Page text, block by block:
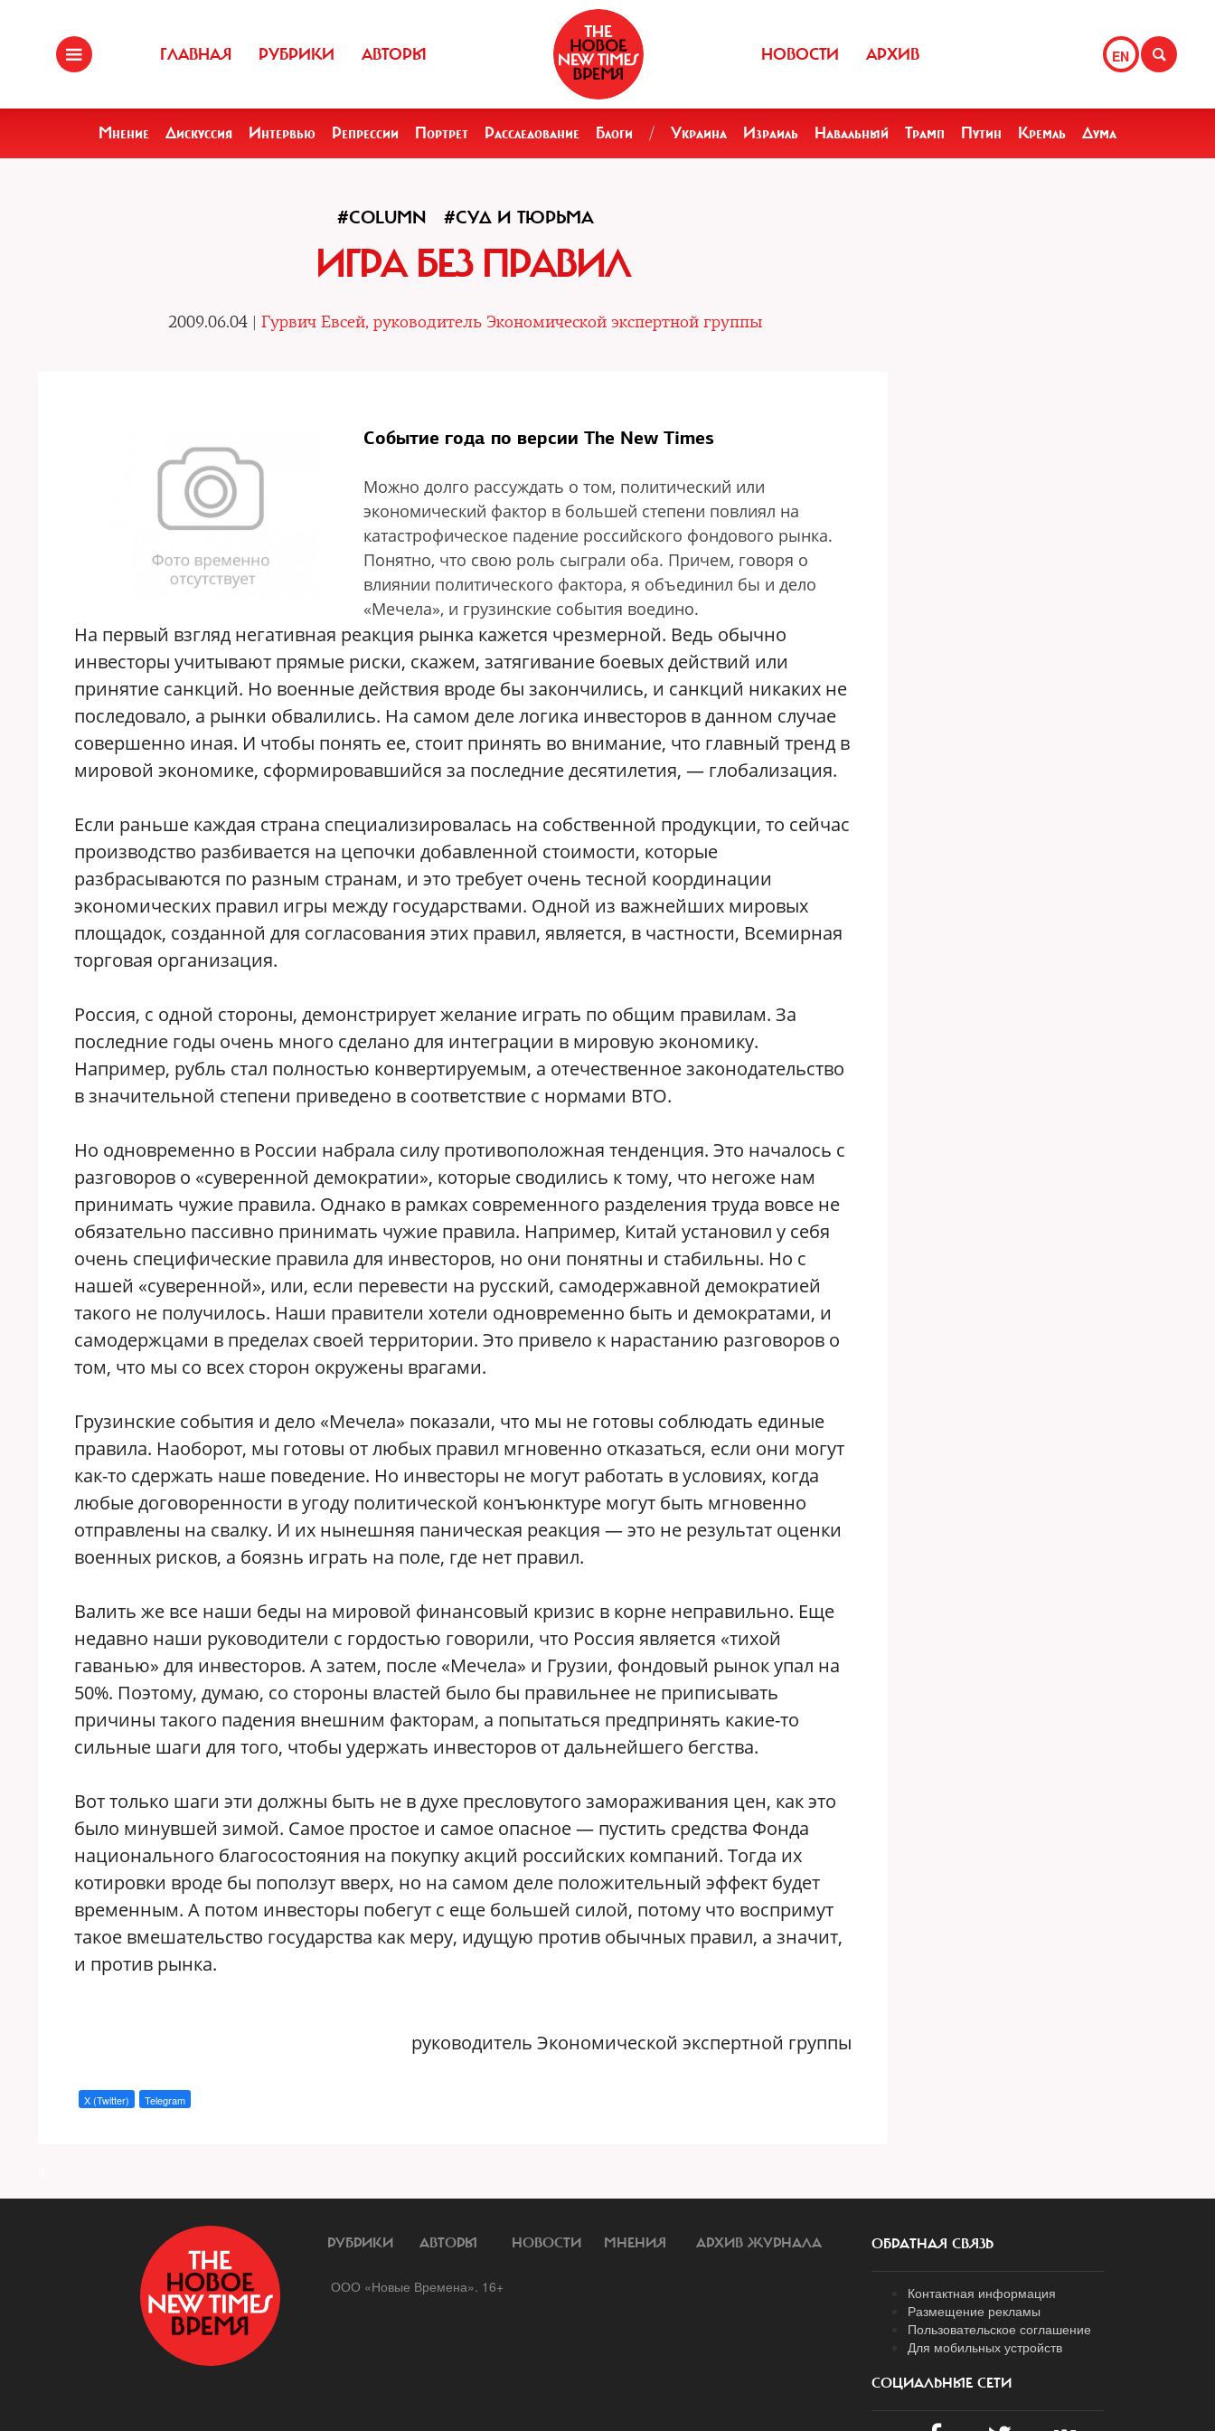
ГЛАВНАЯ РУБРИКИ АВТОРЫ EN
НОВОСТИ АРХИВ
Мнение Дискуссия Интервью Репрессии Портрет Расследование Блоги / Украина Израиль Навальный Трамп Путин Кремль Дума
#COLUMN #СУД И ТЮРЬМА
ИГРА БЕЗ ПРАВИЛ
2009.06.04 | Гурвич Евсей, руководитель Экономической экспертной группы
Событие года по версии The New Times
Можно долго рассуждать о том, политический или
экономический фактор в большей степени повлиял на
катастрофическое падение российского фондового рынка.
Понятно, что свою роль сыграли оба. Причем, говоря о
влиянии политического фактора, я объединил бы и дело
«Мечела», и грузинские события воедино.
На первый взгляд негативная реакция рынка кажется чрезмерной. Ведь обычно
инвесторы учитывают прямые риски, скажем, затягивание боевых действий или
принятие санкций. Но военные действия вроде бы закончились, и санкций никаких не
последовало, а рынки обвалились. На самом деле логика инвесторов в данном случае
совершенно иная. И чтобы понять ее, стоит принять во внимание, что главный тренд в
мировой экономике, сформировавшийся за последние десятилетия, — глобализация.
Если раньше каждая страна специализировалась на собственной продукции, то сейчас
производство разбивается на цепочки добавленной стоимости, которые
разбрасываются по разным странам, и это требует очень тесной координации
экономических правил игры между государствами. Одной из важнейших мировых
площадок, созданной для согласования этих правил, является, в частности, Всемирная
торговая организация.
Россия, с одной стороны, демонстрирует желание играть по общим правилам. За
последние годы очень много сделано для интеграции в мировую экономику.
Например, рубль стал полностью конвертируемым, а отечественное законодательство
в значительной степени приведено в соответствие с нормами ВТО.
Но одновременно в России набрала силу противоположная тенденция. Это началось с
разговоров о «суверенной демократии», которые сводились к тому, что негоже нам
принимать чужие правила. Однако в рамках современного разделения труда вовсе не
обязательно пассивно принимать чужие правила. Например, Китай установил у себя
очень специфические правила для инвесторов, но они понятны и стабильны. Но с
нашей «суверенной», или, если перевести на русский, самодержавной демократией
такого не получилось. Наши правители хотели одновременно быть и демократами, и
самодержцами в пределах своей территории. Это привело к нарастанию разговоров о
том, что мы со всех сторон окружены врагами.
Грузинские события и дело «Мечела» показали, что мы не готовы соблюдать единые
правила. Наоборот, мы готовы от любых правил мгновенно отказаться, если они могут
как-то сдержать наше поведение. Но инвесторы не могут работать в условиях, когда
любые договоренности в угоду политической конъюнктуре могут быть мгновенно
отправлены на свалку. И их нынешняя паническая реакция — это не результат оценки
военных рисков, а боязнь играть на поле, где нет правил.
Валить же все наши беды на мировой финансовый кризис в корне неправильно. Еще
недавно наши руководители с гордостью говорили, что Россия является «тихой
гаванью» для инвесторов. А затем, после «Мечела» и Грузии, фондовый рынок упал на
50%. Поэтому, думаю, со стороны властей было бы правильнее не приписывать
причины такого падения внешним факторам, а попытаться предпринять какие-то
сильные шаги для того, чтобы удержать инвесторов от дальнейшего бегства.
Вот только шаги эти должны быть не в духе пресловутого замораживания цен, как это
было минувшей зимой. Самое простое и самое опасное — пустить средства Фонда
национального благосостояния на покупку акций российских компаний. Тогда их
котировки вроде бы поползут вверх, но на самом деле положительный эффект будет
временным. А потом инвесторы побегут с еще большей силой, потому что воспримут
такое вмешательство государства как меру, идущую против обычных правил, а значит,
и против рынка.
руководитель Экономической экспертной группы
X (Twitter) Telegram
РУБРИКИ АВТОРЫ НОВОСТИ МНЕНИЯ АРХИВ ЖУРНАЛА
ООО «Новые Времена». 16+
ОБРАТНАЯ СВЯЗЬ
Контактная информация
Размещение рекламы
Пользовательское соглашение
Для мобильных устройств
СОЦИАЛЬНЫЕ СЕТИ